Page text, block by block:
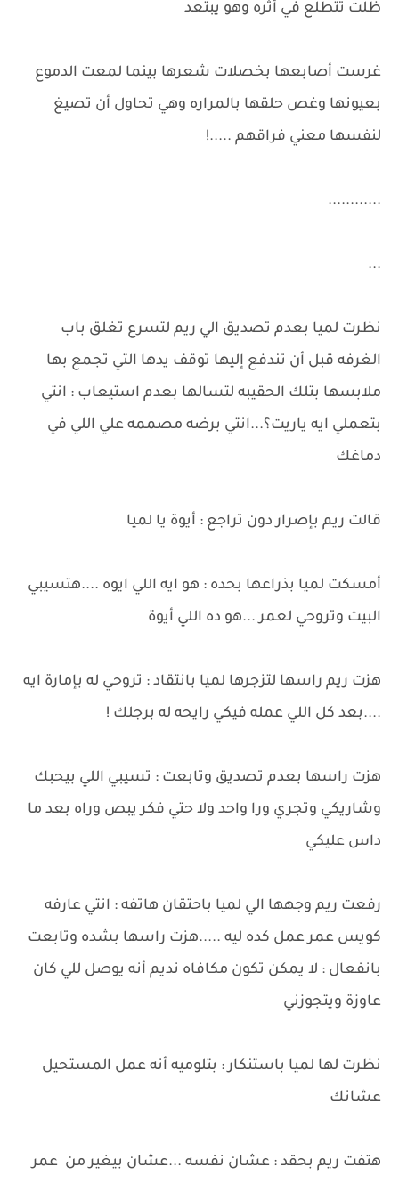
ظلت تتطلع في أثره وهو يبتعد
غرست أصابعها بخصلات شعرها بينما لمعت الدموع
بعيونها وغص حلقها بالمراره وهي تحاول أن تصيغ
لنفسها معني فراقهم .....!
............
...
نظرت لميا بعدم تصديق الي ريم لتسرع تغلق باب
الغرفه قبل أن تندفع إليها توقف يدها التي تجمع بها
ملابسها بتلك الحقيبه لتسالها بعدم استيعاب : انتي
بتعملي ايه ياريت؟...انتي برضه مصممه علي اللي في
دماغك
قالت ريم بإصرار دون تراجع : أيوة يا لميا
أمسكت لميا بذراعها بحده : هو ايه اللي ايوه ....هتسيبي
البيت وتروحي لعمر ...هو ده اللي أيوة
هزت ريم راسها لتزجرها لميا بانتقاد : تروحي له بإمارة ايه
....بعد كل اللي عمله فيكي رايحه له برجلك !
هزت راسها بعدم تصديق وتابعت : تسيبي اللي بيحبك
وشاريكي وتجري ورا واحد ولا حتي فكر يبص وراه بعد ما
داس عليكي
رفعت ريم وجهها الي لميا باحتقان هاتفه : انتي عارفه
كويس عمر عمل كده ليه .....هزت راسها بشده وتابعت
بانفعال : لا يمكن تكون مكافاه نديم أنه يوصل للي كان
عاوزة ويتجوزني
نظرت لها لميا باستنكار : بتلوميه أنه عمل المستحيل
عشانك
هتفت ريم بحقد : عشان نفسه ...عشان بيغير من عمر